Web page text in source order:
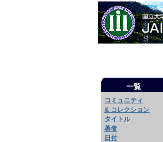
一覧
コミュニティ
& コレクション
タイトル
著者
日付